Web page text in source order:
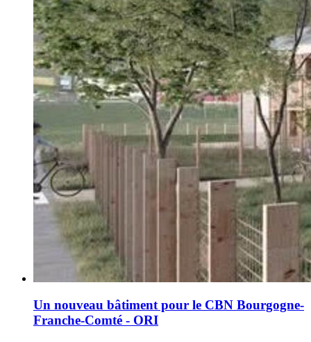
Un nouveau bâtiment pour le CBN Bourgogne-
Franche-Comté - ORI